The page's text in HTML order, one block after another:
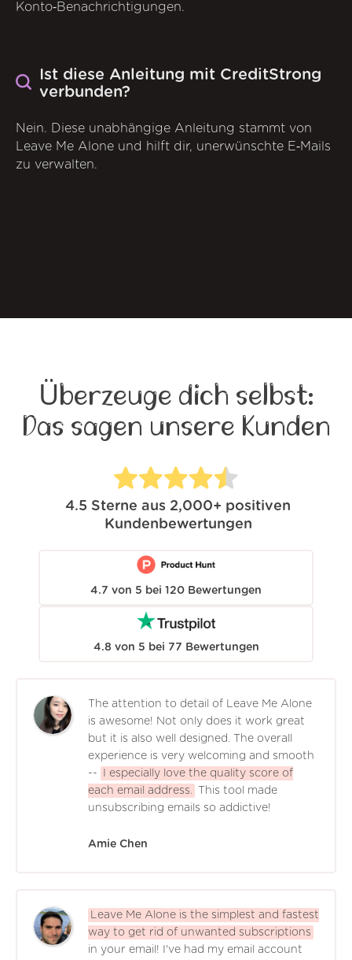
Konto‑Benachrichtigungen.
Ist diese Anleitung mit CreditStrong
verbunden?
Nein. Diese unabhängige Anleitung stammt von
Leave Me Alone und hilft dir, unerwünschte E‑Mails
zu verwalten.
Überzeuge dich selbst:
Das sagen unsere Kunden
4.5 Sterne aus 2,000+ positiven
Kundenbewertungen
4.7 von 5 bei 120 Bewertungen
4.8 von 5 bei 77 Bewertungen
The attention to detail of Leave Me Alone
is awesome! Not only does it work great
but it is also well designed. The overall
experience is very welcoming and smooth
--
I especially love the quality score of
each email address.
This tool made
unsubscribing emails so addictive!
Amie Chen
Leave Me Alone is the simplest and fastest
way to get rid of unwanted subscriptions
in your email! I've had my email account